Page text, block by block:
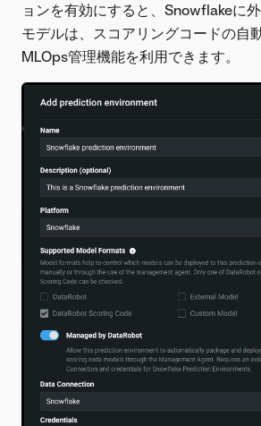
ョンを有効にすると、Snowflakeに
モデルは、スコアリングコードの自
MLOps管理機能を利用できます。